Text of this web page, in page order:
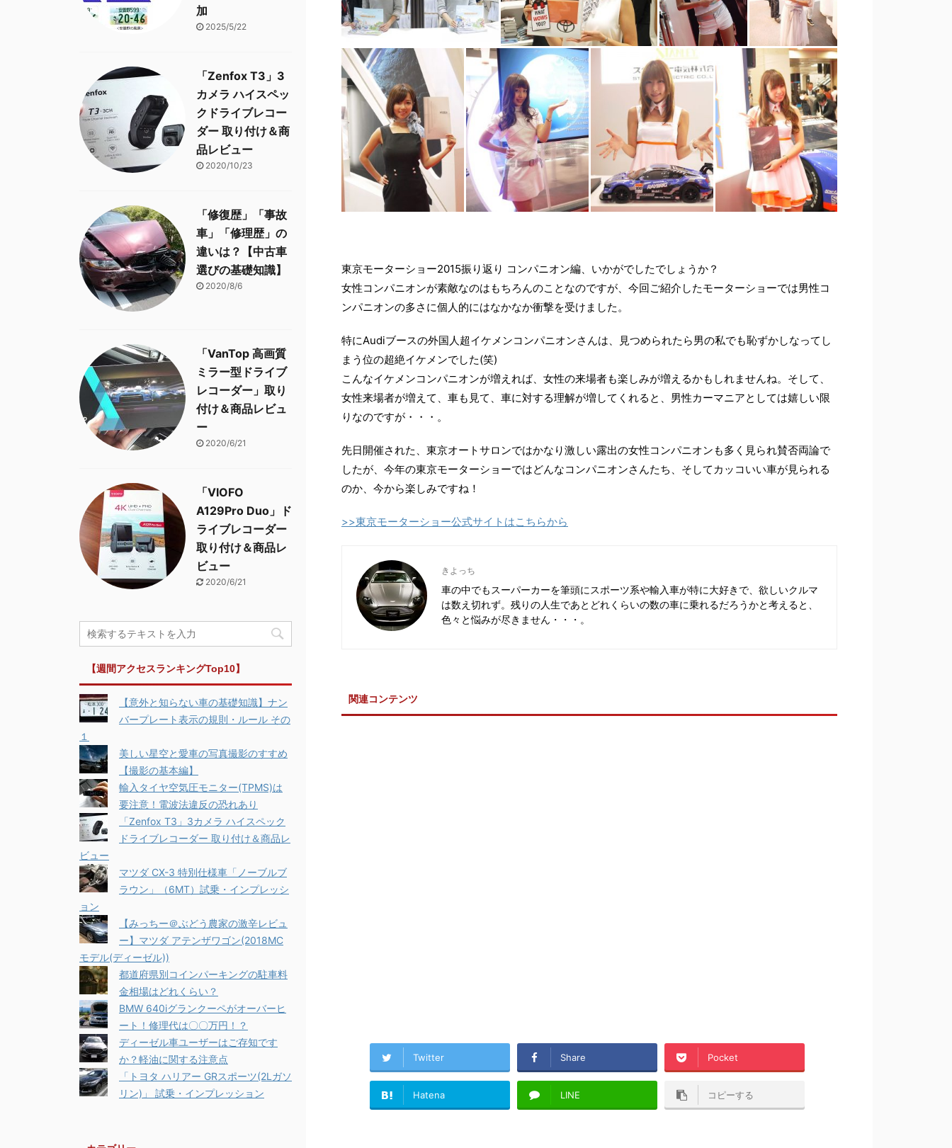
東京モーターショー2015振り返り コンパニオン編、いかがでしたでしょうか？
女性コンパニオンが素敵なのはもちろんのことなのですが、今回ご紹介したモーターショーでは男性コ
ンパニオンの多さに個人的にはなかなか衝撃を受けました。
特にAudiブースの外国人超イケメンコンパニオンさんは、見つめられたら男の私でも恥ずかしなってし
まう位の超絶イケメンでした(笑)
こんなイケメンコンパニオンが増えれば、女性の来場者も楽しみが増えるかもしれませんね。そして、
女性来場者が増えて、車も見て、車に対する理解が増してくれると、男性カーマニアとしては嬉しい限
りなのですが・・・。
先日開催された、東京オートサロンではかなり激しい露出の女性コンパニオンも多く見られ賛否両論で
したが、今年の東京モーターショーではどんなコンパニオンさんたち、そしてカッコいい車が見られる
のか、今から楽しみですね！
>>東京モーターショー公式サイトはこちらから
きよっち
車の中でもスーパーカーを筆頭にスポーツ系や輸入車が特に大好きで、欲しいクルマ
は数え切れず。残りの人生であとどれくらいの数の車に乗れるだろうかと考えると、
色々と悩みが尽きません・・・。
関連コンテンツ
Twitter Share Pocket
Hatena LINE コピーする
加
2025/5/22
「Zenfox T3」3
カメラ ハイスペッ
クドライブレコー
ダー 取り付け＆商
品レビュー
2020/10/23
「修復歴」「事故
車」「修理歴」の
違いは？【中古車
選びの基礎知識】
2020/8/6
「VanTop 高画質
ミラー型ドライブ
レコーダー」取り
付け＆商品レビュ
ー
2020/6/21
「VIOFO
A129Pro Duo」ド
ライブレコーダー
取り付け＆商品レ
ビュー
2020/6/21
【週間アクセスランキングTop10】
【意外と知らない車の基礎知識】ナン
バープレート表示の規則・ルール その
１
美しい星空と愛車の写真撮影のすすめ
【撮影の基本編】
輸入タイヤ空気圧モニター(TPMS)は
要注意！電波法違反の恐れあり
「Zenfox T3」3カメラ ハイスペック
ドライブレコーダー 取り付け＆商品レ
ビュー
マツダ CX-3 特別仕様車「ノーブルブ
ラウン」（6MT）試乗・インプレッシ
ョン
【みっちー＠ぶどう農家の激辛レビュ
ー】マツダ アテンザワゴン(2018MC
モデル(ディーゼル))
都道府県別コインパーキングの駐車料
金相場はどれくらい？
BMW 640iグランクーペがオーバーヒ
ート！修理代は〇〇万円！？
ディーゼル車ユーザーはご存知です
か？軽油に関する注意点
「トヨタ ハリアー GRスポーツ(2Lガソ
リン)」 試乗・インプレッション